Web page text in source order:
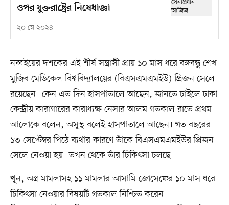
ওপর যুক্তরাষ্ট্রের নিষেধাজ্ঞা
২০ মে ২০২৪
নব্বইয়ের দশকের এই শীর্ষ সন্ত্রাসী প্রায় ১০ মাস ধরে বঙ্গবন্ধু শেখ
মুজিব মেডিকেল বিশ্ববিদ্যালয়ের (বিএসএমএমইউ) প্রিজন সেলে
রয়েছেন। কেন এত দিন হাসপাতালে আছেন, জানতে চাইলে ঢাকা
কেন্দ্রীয় কারাগারের কারাধ্যক্ষ নেসার আলম গতকাল রাতে প্রথম
আলোকে বলেন, অসুস্থ বলেই হাসপাতালে আছেন। গত বছরের
১৩ সেপ্টেম্বর পিঠে ব্যথার কারণে তাঁকে বিএসএমএমইউর প্রিজন
সেলে নেওয়া হয়। তখন থেকে তাঁর চিকিৎসা চলছে।
খুন, অস্ত্র মামলাসহ ১১ মামলার আসামি জোসেফের ১০ মাস ধরে
চিকিৎসা নেওয়ার বিষয়টি গতকাল নিশ্চিত করেন